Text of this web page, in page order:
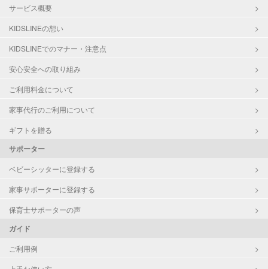
サービス概要
KIDSLINEの想い
KIDSLINEでのマナー・注意点
安心安全への取り組み
ご利用料金について
家事代行のご利用について
ギフトを贈る
サポーター
ベビーシッターに登録する
家事サポーターに登録する
保育士サポーターの声
ガイド
ご利用例